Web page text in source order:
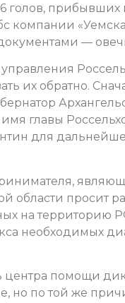
голов,
компании
—
их обратно.
главы
для
области просит
на
необходимых
центра помощи
но по той же